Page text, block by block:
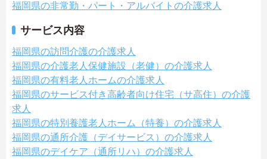
福岡県の非常勤・パート・アルバイトの介護求人
サービス内容
福岡県の訪問介護の介護求人
福岡県の介護老人保健施設（老健）の介護求人
福岡県の有料老人ホームの介護求人
福岡県のサービス付き高齢者向け住宅（サ高住）の介護
求人
福岡県の特別養護老人ホーム（特養）の介護求人
福岡県の通所介護（デイサービス）の介護求人
福岡県のデイケア（通所リハ）の介護求人